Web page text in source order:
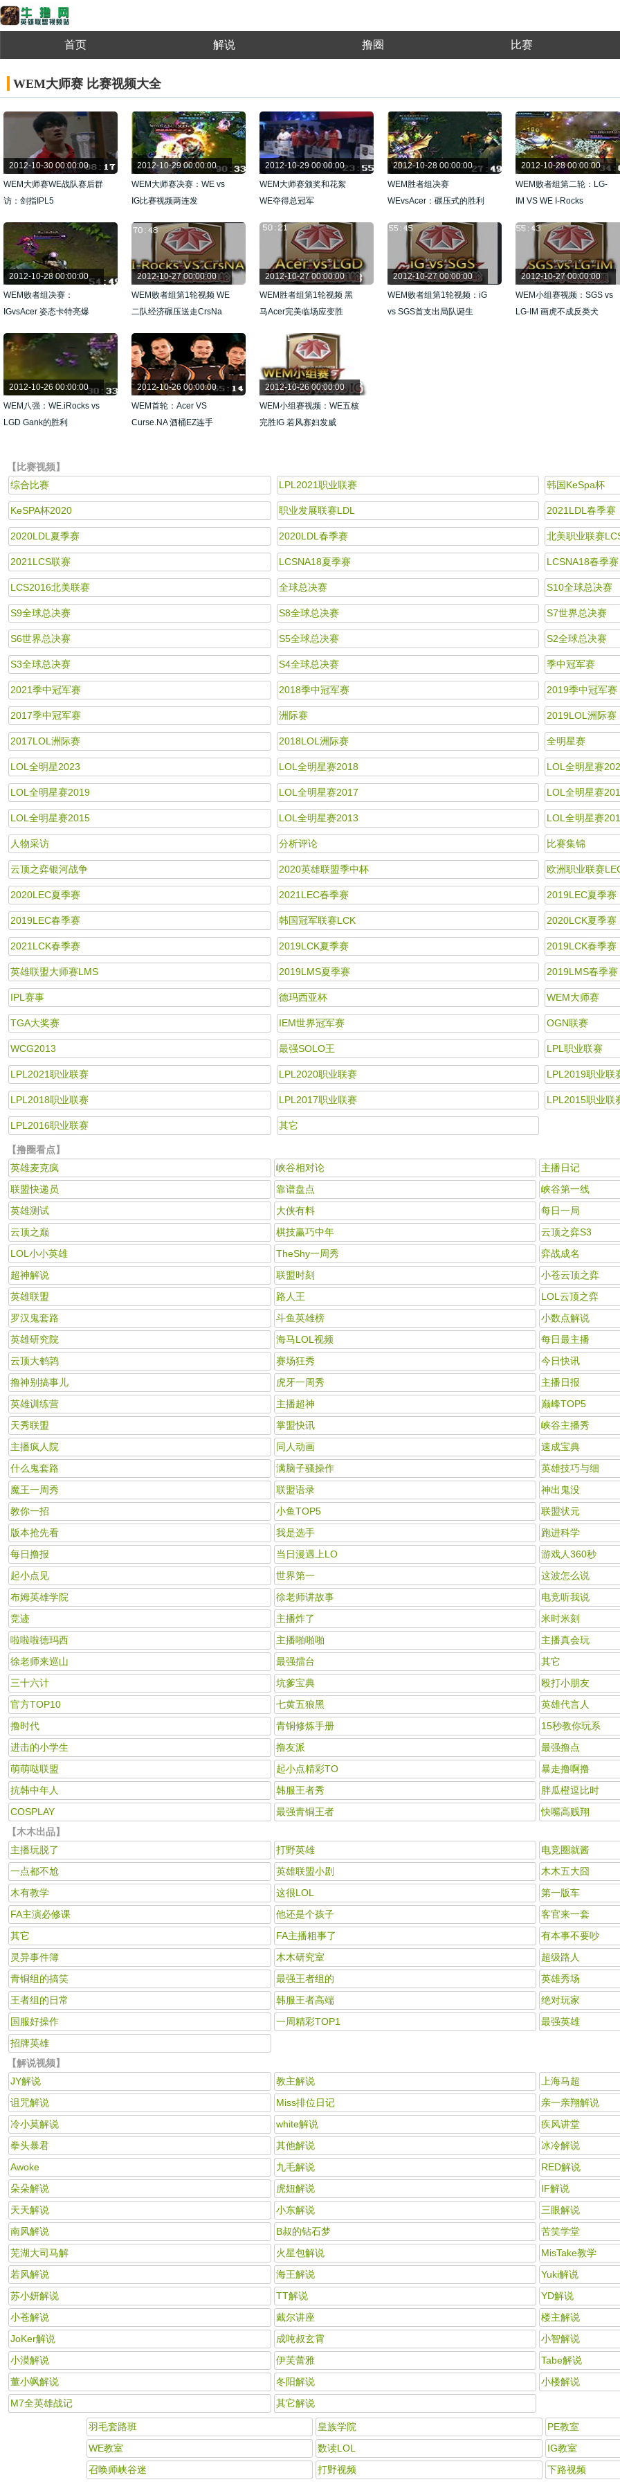
首页 解说 撸圈 比赛
WEM大师赛 比赛视频大全
2012-10-30 00:00:00
WEM大师赛WE战队赛后群
访：剑指IPL5
2012-10-29 00:00:00
WEM大师赛决赛：WE vs
IG比赛视频两连发
2012-10-29 00:00:00
WEM大师赛颁奖和花絮
WE夺得总冠军
2012-10-28 00:00:00
WEM胜者组决赛
WEvsAcer：碾压式的胜利
2012-10-28 00:00:00
WEM败者组第二轮：LG-
IM VS WE I-Rocks
2012-10-28 00:00:00
WEM败者组决赛：
IGvsAcer 姿态卡特亮爆
2012-10-27 00:00:00
WEM败者组第1轮视频 WE
二队经济碾压送走CrsNa
2012-10-27 00:00:00
WEM胜者组第1轮视频 黑
马Acer完美临场应变胜
2012-10-27 00:00:00
WEM败者组第1轮视频：iG
vs SGS首支出局队诞生
2012-10-27 00:00:00
WEM小组赛视频：SGS vs
LG-IM 画虎不成反类犬
2012-10-26 00:00:00
WEM八强：WE.iRocks vs
LGD Gank的胜利
2012-10-26 00:00:00
WEM首轮：Acer VS
Curse.NA 酒桶EZ连手
2012-10-26 00:00:00
WEM小组赛视频：WE五核
完胜IG 若风寡妇发威
【比赛视频】
综合比赛
LPL2021职业联赛 韩国KeSpa杯
KeSPA杯2020 职业发展联赛LDL 2021LDL春季赛
2020LDL夏季赛 2020LDL春季赛 北美职业联赛
2021LCS联赛 LCSNA18夏季赛 LCSNA18春季赛
LCS2016北美联赛 全球总决赛 S10全球总决赛
S9全球总决赛 S8全球总决赛 S7世界总决赛
S6世界总决赛 S5全球总决赛 S2全球总决赛
S3全球总决赛 S4全球总决赛 季中冠军赛
2021季中冠军赛 2018季中冠军赛 2019季中冠军赛
2017季中冠军赛 洲际赛 2019LOL洲际赛
2017LOL洲际赛 2018LOL洲际赛 全明星赛
LOL全明星2023 LOL全明星赛2018 LOL全明星赛
LOL全明星赛2019 LOL全明星赛2017 LOL全明星赛
LOL全明星赛2015 LOL全明星赛2013 LOL全明星赛
人物采访 分析评论 比赛集锦
云顶之弈银河战争 2020英雄联盟季中杯 欧洲职业联赛
2020LEC夏季赛 2021LEC春季赛 2019LEC夏季赛
2019LEC春季赛 韩国冠军联赛LCK 2020LCK夏季赛
2021LCK春季赛 2019LCK夏季赛 2019LCK春季赛
英雄联盟大师赛LMS 2019LMS夏季赛 2019LMS春季赛
IPL赛事 德玛西亚杯 WEM大师赛
TGA大奖赛 IEM世界冠军赛 OGN联赛
WCG2013 最强SOLO王 LPL职业联赛
LPL2021职业联赛 LPL2020职业联赛 LPL2019职业联
LPL2018职业联赛 LPL2017职业联赛 LPL2015职业联
LPL2016职业联赛 其它
【撸圈看点】
英雄麦克疯
峡谷相对论
主播日记
联盟快递员
靠谱盘点
峡谷第一线
英雄测试
大侠有料
每日一局
云顶之巅
棋技赢巧中年
云顶之弈S3
LOL小小英雄
TheShy一周秀
弈战成名
超神解说
联盟时刻
小苍云顶之弈
英雄联盟
路人王
LOL云顶之弈
罗汉鬼套路
斗鱼英雄榜
小数点解说
英雄研究院
海马LOL视频
每日最主播
云顶大鹌鹑
赛场狂秀
今日快讯
撸神别搞事儿
虎牙一周秀
主播日报
英雄训练营
主播超神
巅峰TOP5
天秀联盟
掌盟快讯
峡谷主播秀
主播疯人院
同人动画
速成宝典
什么鬼套路
满脑子骚操作
英雄技巧与细
魔王一周秀
联盟语录
神出鬼没
教你一招
小鱼TOP5
联盟状元
版本抢先看
我是选手
跑进科学
每日撸报
当日漫遇上LO
游戏人360秒
起小点见
世界第一
这波怎么说
布姆英雄学院
徐老师讲故事
电竞听我说
竞迹
主播炸了
米时米刻
啦啦啦德玛西
主播啪啪啪
主播真会玩
徐老师来巡山
最强擂台
其它
三十六计
坑爹宝典
殴打小朋友
官方TOP10
七黄五狼黑
英雄代言人
撸时代
青铜修炼手册
15秒教你玩系
进击的小学生
撸友派
最强撸点
萌萌哒联盟
起小点精彩TO
暴走撸啊撸
抗韩中年人
韩服王者秀
胖瓜橙逗比时
COSPLAY
最强青铜王者
快嘴高贱翔
【木木出品】
主播玩脱了
打野英雄
电竞圈就酱
一点都不尬
英雄联盟小剧
木木五大囧
木有教学
这很LOL
第一版车
FA主演必修课
他还是个孩子
客官来一套
其它
FA主播粗事了
有本事不要吵
灵异事件簿
木木研究室
超级路人
青铜组的搞笑
最强王者组的
英雄秀场
王者组的日常
韩服王者高端
绝对玩家
国服好操作
一周精彩TOP1
最强英雄
招牌英雄
【解说视频】
JY解说
教主解说
上海马超
诅咒解说
Miss排位日记
亲一亲翔解说
冷小莫解说
white解说
疾风讲堂
拳头暴君
其他解说
冰冷解说
Awoke
九毛解说
RED解说
朵朵解说
虎妞解说
IF解说
天天解说
小东解说
三眼解说
南风解说
B叔的钻石梦
苦笑学堂
芜湖大司马解
火星包解说
MisTake教学
若风解说
海王解说
Yuki解说
苏小妍解说
TT解说
YD解说
小苍解说
戴尔讲座
楼主解说
JoKer解说
成吨叔玄霄
小智解说
小漠解说
伊芙蕾雅
Tabe解说
董小飒解说
冬阳解说
小楼解说
M7全英雄战记
其它解说
羽毛套路班 皇族学院
PE教室
WE教室
数读LOL
IG教室
召唤师峡谷迷
打野视频 下路视频